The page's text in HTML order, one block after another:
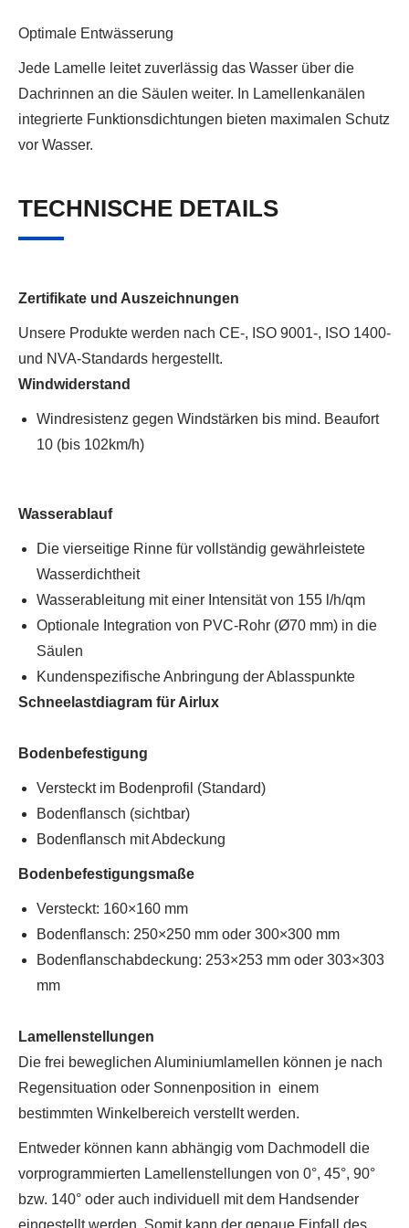
Optimale Entwässerung
Jede Lamelle leitet zuverlässig das Wasser über die
Dachrinnen an die Säulen weiter. In Lamellenkanälen
integrierte Funktionsdichtungen bieten maximalen Schutz
vor Wasser.
TECHNISCHE DETAILS
Zertifikate und Auszeichnungen
Unsere Produkte werden nach CE-, ISO 9001-, ISO 1400-
und NVA-Standards hergestellt.
Windwiderstand
Windresistenz gegen Windstärken bis mind. Beaufort
10 (bis 102km/h)
Wasserablauf
Die vierseitige Rinne für vollständig gewährleistete
Wasserdichtheit
Wasserableitung mit einer Intensität von 155 l/h/qm
Optionale Integration von PVC-Rohr (Ø70 mm) in die
Säulen
Kundenspezifische Anbringung der Ablasspunkte
Schneelastdiagram für Airlux
Bodenbefestigung
Versteckt im Bodenprofil (Standard)
Bodenflansch (sichtbar)
Bodenflansch mit Abdeckung
Bodenbefestigungsmaße
Versteckt: 160×160 mm
Bodenflansch: 250×250 mm oder 300×300 mm
Bodenflanschabdeckung: 253×253 mm oder 303×303
mm
Lamellenstellungen
Die frei beweglichen Aluminiumlamellen können je nach
Regensituation oder Sonnenposition in einem
bestimmten Winkelbereich verstellt werden.
Entweder können kann abhängig vom Dachmodell die
vorprogrammierten Lamellenstellungen von 0°, 45°, 90°
bzw. 140° oder auch individuell mit dem Handsender
eingestellt werden. Somit kann der genaue Einfall des